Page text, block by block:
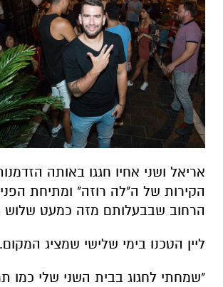
אריאל ושני אחיו חגגו באותה
הקירות של ה"לה רוזה" ומתיחת
הרחוב שבבעלותם מזה כמעט שלוש
ליין הטכנו בימי שלישי שמציג
"שמחתי לחגוג בבית השני שלי כמו